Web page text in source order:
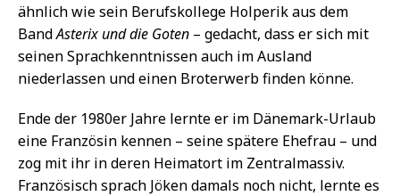
ähnlich wie sein Berufskollege Holperik aus dem
BandAsterix und die Goten – gedacht, dass er sich mit
seinen Sprachkenntnissen auch im Ausland
niederlassen und einen Broterwerb finden könne.
Ende der 1980er Jahre lernte er im Dänemark-Urlaub
eine Französin kennen – seine spätere Ehefrau – und
zog mit ihr in deren Heimatort im Zentralmassiv.
Französisch sprach Jöken damals noch nicht, lernte es